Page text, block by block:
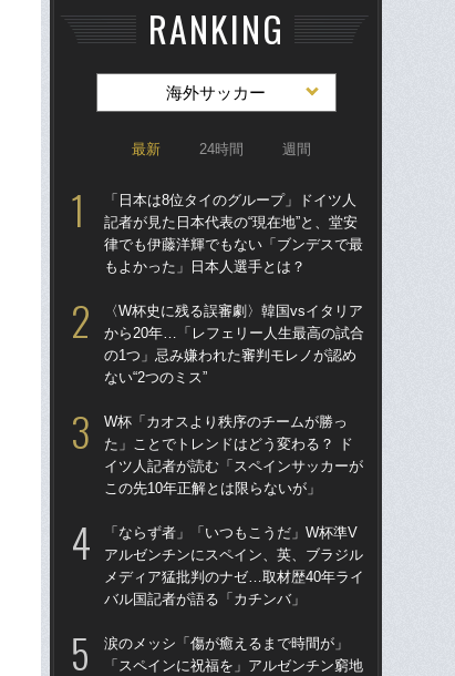
RANKING
海外サッカー
最新 24時間 週間
「日本は8位タイのグループ」ドイツ人
記者が見た日本代表の“現在地”と、堂安
律でも伊藤洋輝でもない「ブンデスで最
もよかった」日本人選手とは？
〈W杯史に残る誤審劇〉韓国vsイタリア
から20年…「レフェリー人生最高の試合
の1つ」忌み嫌われた審判モレノが認め
ない“2つのミス”
W杯「カオスより秩序のチームが勝っ
た」ことでトレンドはどう変わる？ ド
イツ人記者が読む「スペインサッカーが
この先10年正解とは限らないが」
「ならず者」「いつもこうだ」W杯準V
アルゼンチンにスペイン、英、ブラジル
メディア猛批判のナゼ…取材歴40年ライ
バル国記者が語る「カチンバ」
涙のメッシ「傷が癒えるまで時間が」
「スペインに祝福を」アルゼンチン窮地